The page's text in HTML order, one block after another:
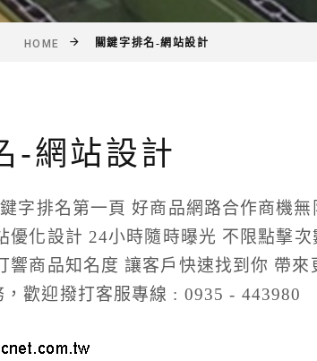
HOME 關鍵字排名-網站設計
-網站設計
字排名第一頁 好商品網路合作商機無
優化設計 24小時隨時曝光 不限點擊次
響商品知名度 讓客戶快速找到你 帶來
歡迎撥打客服專線 : 0935 - 443980